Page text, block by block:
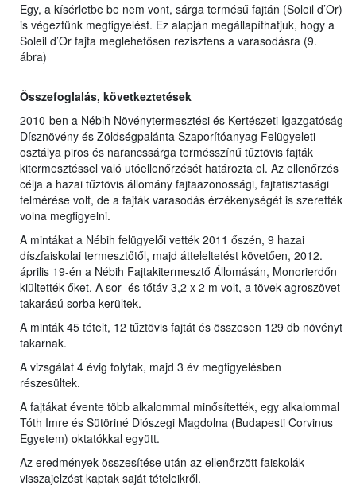
Egy, a kísérletbe be nem vont, sárga termésű fajtán (Soleil d’Or)
is végeztünk megfigyelést. Ez alapján megállapíthatjuk, hogy a
Soleil d’Or fajta meglehetősen rezisztens a varasodásra (9.
ábra)
Összefoglalás, következtetések
2010-ben a Nébih Növénytermesztési és Kertészeti Igazgatóság
Dísznövény és Zöldségpalánta Szaporítóanyag Felügyeleti
osztálya piros és narancssárga termésszínű tűztövis fajták
kitermesztéssel való utóellenőrzését határozta el. Az ellenőrzés
célja a hazai tűztövis állomány fajtaazonossági, fajtatisztasági
felmérése volt, de a fajták varasodás érzékenységét is szerették
volna megfigyelni.
A mintákat a Nébih felügyelői vették 2011 őszén, 9 hazai
díszfaiskolai termesztőtől, majd átteleltetést követően, 2012.
április 19-én a Nébih Fajtakitermesztő Állomásán, Monorierdőn
kiültették őket. A sor- és tőtáv 3,2 x 2 m volt, a tövek agroszövet
takarású sorba kerültek.
A minták 45 tételt, 12 tűztövis fajtát és összesen 129 db növényt
takarnak.
A vizsgálat 4 évig folytak, majd 3 év megfigyelésben
részesültek.
A fajtákat évente több alkalommal minősítették, egy alkalommal
Tóth Imre és Sütöriné Diószegi Magdolna (Budapesti Corvinus
Egyetem) oktatókkal együtt.
Az eredmények összesítése után az ellenőrzött faiskolák
visszajelzést kaptak saját tételeikről.